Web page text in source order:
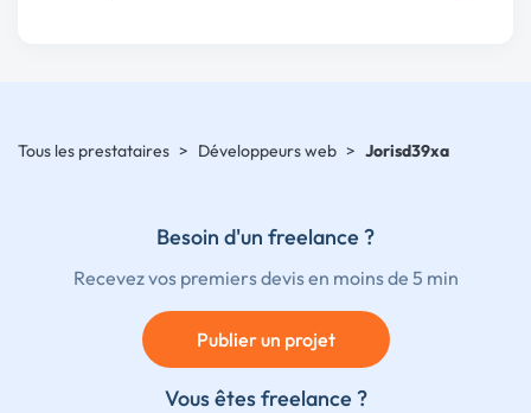
Tous les prestataires > Développeurs web > Jorisd39xa
Besoin d'un freelance ?
Recevez vos premiers devis en moins de 5 min
Publier un projet
Vous êtes freelance ?